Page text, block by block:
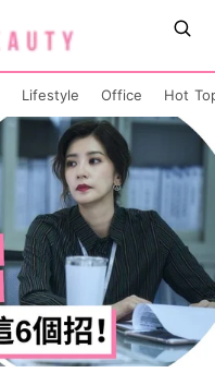
Lifestyle Office Hot